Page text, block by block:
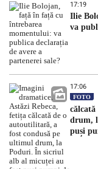
17:19
Ilie
va
17:06
FOTO
drum,
puși